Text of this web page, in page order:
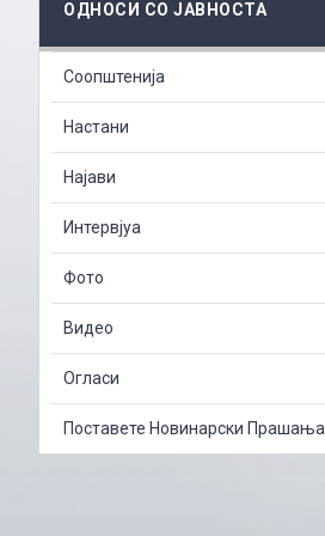
ОДНОСИ СО ЈАВНОСТА
Соопштенија
Настани
Најави
Интервјуа
Фото
Видео
Огласи
Поставете Новинарски Прашања